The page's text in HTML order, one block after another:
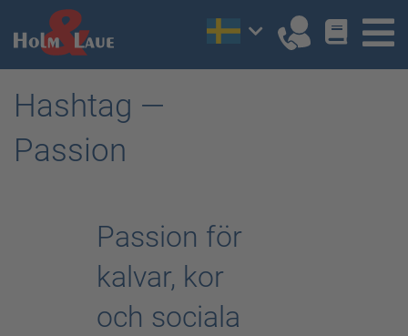
Hashtag —
Passion
Passion för
kalvar, kor
och sociala